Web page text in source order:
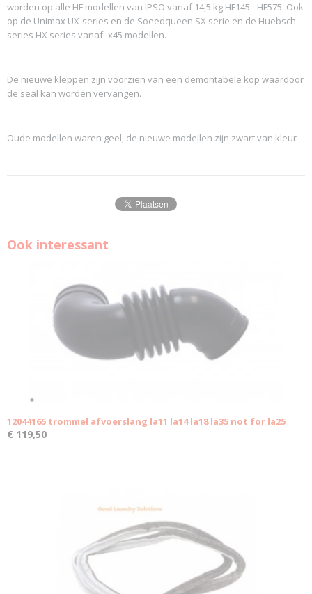
worden op alle HF modellen van IPSO vanaf 14,5 kg HF145 - HF575. Ook
op de Unimax UX-series en de Soeedqueen SX serie en de Huebsch
series HX series vanaf -x45 modellen.
De nieuwe kleppen zijn voorzien van een demontabele kop waardoor
de seal kan worden vervangen.
Oude modellen waren geel, de nieuwe modellen zijn zwart van kleur
Ook interessant
12044165 trommel afvoerslang la11 la14 la18 la35 not for la25
€ 119,50